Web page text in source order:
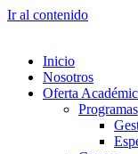
Ir al contenido
Inicio
Nosotros
Oferta
Programas